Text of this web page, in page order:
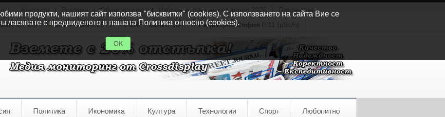
Общи условия Избори за парламент април 2026
Партньори
1.1535 GBP / BGN0.8577 CHF / BGN0.9347 Радиация:София 0.11 (µSv/h)
Политика Икономика Култура Технологии Спорт Любопитно
продукти, нашият сайт използва "бисквитки" (cookies). С използването на сайта Вие се
с предвиденото в нашата Политика относно (cookies).
ОК